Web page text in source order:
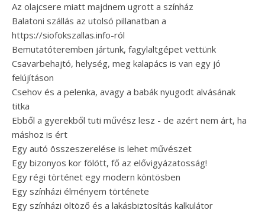
Az olajcsere miatt majdnem ugrott a színház
Balatoni szállás az utolsó pillanatban a
https://siofokszallas.info-ról
Bemutatóteremben jártunk, fagylaltgépet vettünk
Csavarbehajtó, helység, meg kalapács is van egy jó
felújításon
Csehov és a pelenka, avagy a babák nyugodt alvásának
titka
Ebből a gyerekből tuti művész lesz - de azért nem árt, ha
máshoz is ért
Egy autó összeszerelése is lehet művészet
Egy bizonyos kor fölött, fő az elővigyázatosság!
Egy régi történet egy modern köntösben
Egy színházi élményem története
Egy színházi öltöző és a lakásbiztosítás kalkulátor